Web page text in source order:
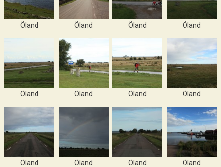
Öland Öland Öland Öland
Öland Öland Öland Öland
Öland Öland Öland Öland